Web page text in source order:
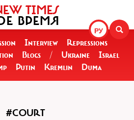
РУ
TIMES
ВРЕМЯ
Interview
Repressions
Blogs / Ukraine
Israel
Putin Kremlin Duma
#COURT